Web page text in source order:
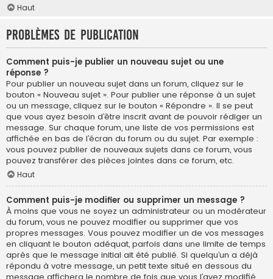
Haut
Problèmes de publication
Comment puis-je publier un nouveau sujet ou une
réponse ?
Pour publier un nouveau sujet dans un forum, cliquez sur le
bouton « Nouveau sujet ». Pour publier une réponse à un sujet
ou un message, cliquez sur le bouton « Répondre ». Il se peut
que vous ayez besoin d’être inscrit avant de pouvoir rédiger un
message. Sur chaque forum, une liste de vos permissions est
affichée en bas de l’écran du forum ou du sujet. Par exemple :
vous pouvez publier de nouveaux sujets dans ce forum, vous
pouvez transférer des pièces jointes dans ce forum, etc.
Haut
Comment puis-je modifier ou supprimer un message ?
À moins que vous ne soyez un administrateur ou un modérateur
du forum, vous ne pouvez modifier ou supprimer que vos
propres messages. Vous pouvez modifier un de vos messages
en cliquant le bouton adéquat, parfois dans une limite de temps
après que le message initial ait été publié. Si quelqu’un a déjà
répondu à votre message, un petit texte situé en dessous du